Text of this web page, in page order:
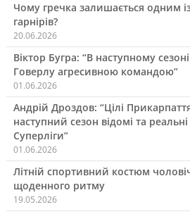
Чому гречка залишається одним
гарнірів?
20.06.2026
Віктор Бугра: “В наступному
Говерлу агресивною командою”
01.06.2026
Андрій Дроздов: “Цілі
наступний сезон відомі та
Суперліги”
01.06.2026
Літній спортивний костюм
щоденного ритму
19.05.2026